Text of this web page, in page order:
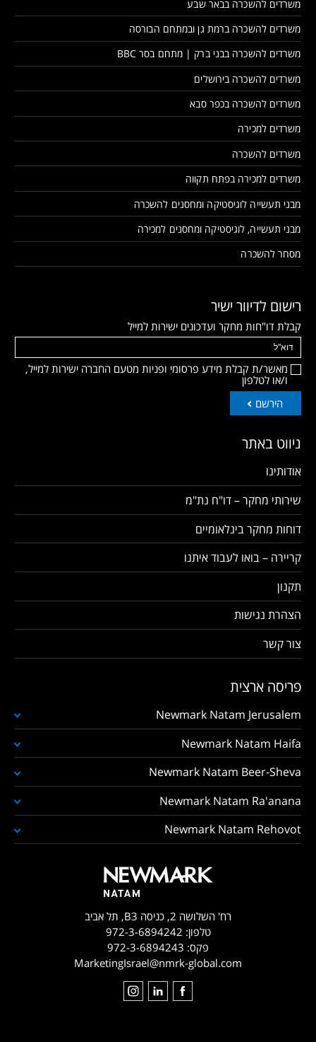
משרדים להשכרה בבאר שבע
משרדים להשכרה ברמת גן ובמתחם הבורסה
משרדים להשכרה בבני ברק | מתחם בסר BBC
משרדים להשכרה בירושלים
משרדים להשכרה בכפר סבא
משרדים למכירה
משרדים להשכרה
משרדים למכירה בפתח תקווה
מבני תעשייה לוגיסטיקה ומחסנים להשכרה
מבני תעשייה, לוגיסטיקה ומחסנים למכירה
מסחר להשכרה
רישום לדיוור ישיר
קבלת דו"חות מחקר ועדכונים ישירות למייל
מאשר/ת קבלת מידע פרסומי ופניות מטעם החברה ישירות למייל,
ו/או לטלפון
הירשם
ניווט באתר
אודותינו
שירותי מחקר – דו"ח נת"מ
דוחות מחקר בינלאומיים
קריירה – בואו לעבוד איתנו
תקנון
הצהרת נגישות
צור קשר
פריסה ארצית
Newmark Natam Jerusalem
Newmark Natam Haifa
Newmark Natam Beer-Sheva
Newmark Natam Ra'anana
Newmark Natam Rehovot
רח' השלושה 2, כניסה B3, תל אביב
טלפון: 972-3-6894242
פקס: 972-3-6894243
MarketingIsrael@nmrk-global.com